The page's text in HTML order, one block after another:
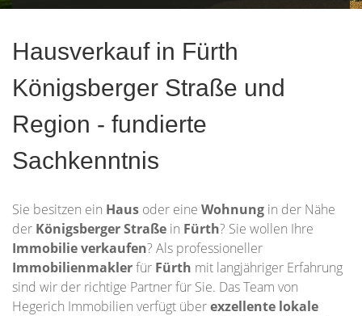
Umgebung
Hausverkauf in Fürth
Königsberger Straße und
Region - fundierte
Sachkenntnis
Sie besitzen ein Haus oder eine Wohnung in der Nähe
der Königsberger Straße in Fürth? Sie wollen Ihre
Immobilieverkaufen? Als professioneller
Immobilienmaklerfür Fürth mit langjähriger Erfahrung
sind wir der richtige Partner für Sie. Das Team von
Hegerich Immobilien verfügt überexzellente lokale